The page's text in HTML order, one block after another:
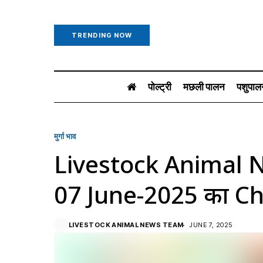
TRENDING NOW
पोल्ट्री मछली पालन
मुर्गा भाव
Livestock
07 June-2025 का
LIVESTOCK ANIMAL NEWS TEAM JUNE 7, 2025